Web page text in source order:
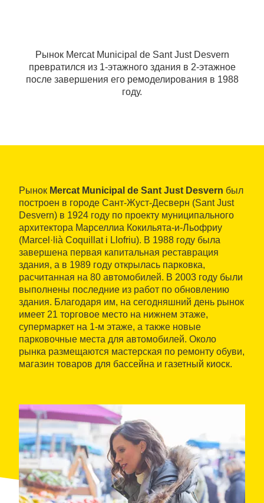
Рынок Mercat Municipal de Sant Just Desvern
превратился из 1-этажного здания в 2-этажное
после завершения его ремоделирования в 1988
году.
Рынок Mercat Municipal de Sant Just Desvern был
построен в городе Сант-Жуст-Десверн (Sant Just
Desvern) в 1924 году по проекту муниципального
архитектора Марселлиа Кокильята-и-Льофриу
(Marcel·lià Coquillat i Llofriu). В 1988 году была
завершена первая капитальная реставрация
здания, а в 1989 году открылась парковка,
расчитанная на 80 автомобилей. В 2003 году были
выполнены последние из работ по обновлению
здания. Благодаря им, на сегодняшний день рынок
имеет 21 торговое место на нижнем этаже,
супермаркет на 1-м этаже, а также новые
парковочные места для автомобилей. Около
рынка размещаются мастерская по ремонту обуви,
магазин товаров для бассейна и газетный киоск.